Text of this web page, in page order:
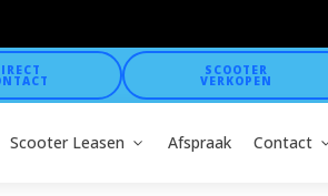
SCOOTER
VERKOPEN
Scooter Leasen Afspraak Contact